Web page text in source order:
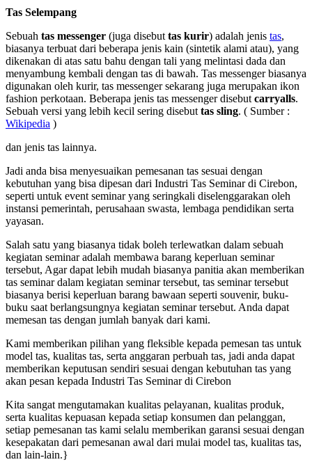
Tas Selempang
Sebuah tas messenger (juga disebut tas kurir) adalah jenis tas,
biasanya terbuat dari beberapa jenis kain (sintetik alami atau), yang
dikenakan di atas satu bahu dengan tali yang melintasi dada dan
menyambung kembali dengan tas di bawah. Tas messenger biasanya
digunakan oleh kurir, tas messenger sekarang juga merupakan ikon
fashion perkotaan. Beberapa jenis tas messenger disebut carryalls.
Sebuah versi yang lebih kecil sering disebut tas sling. ( Sumber :
Wikipedia )
dan jenis tas lainnya.
Jadi anda bisa menyesuaikan pemesanan tas sesuai dengan
kebutuhan yang bisa dipesan dari Industri Tas Seminar di Cirebon,
seperti untuk event seminar yang seringkali diselenggarakan oleh
instansi pemerintah, perusahaan swasta, lembaga pendidikan serta
yayasan.
Salah satu yang biasanya tidak boleh terlewatkan dalam sebuah
kegiatan seminar adalah membawa barang keperluan seminar
tersebut, Agar dapat lebih mudah biasanya panitia akan memberikan
tas seminar dalam kegiatan seminar tersebut, tas seminar tersebut
biasanya berisi keperluan barang bawaan seperti souvenir, buku-
buku saat berlangsungnya kegiatan seminar tersebut. Anda dapat
memesan tas dengan jumlah banyak dari kami.
Kami memberikan pilihan yang fleksible kepada pemesan tas untuk
model tas, kualitas tas, serta anggaran perbuah tas, jadi anda dapat
memberikan keputusan sendiri sesuai dengan kebutuhan tas yang
akan pesan kepada Industri Tas Seminar di Cirebon
Kita sangat mengutamakan kualitas pelayanan, kualitas produk,
serta kualitas kepuasan kepada setiap konsumen dan pelanggan,
setiap pemesanan tas kami selalu memberikan garansi sesuai dengan
kesepakatan dari pemesanan awal dari mulai model tas, kualitas tas,
dan lain-lain.}